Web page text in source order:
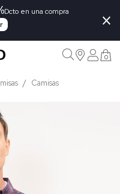
Dcto en una compra
×
0
Camisas